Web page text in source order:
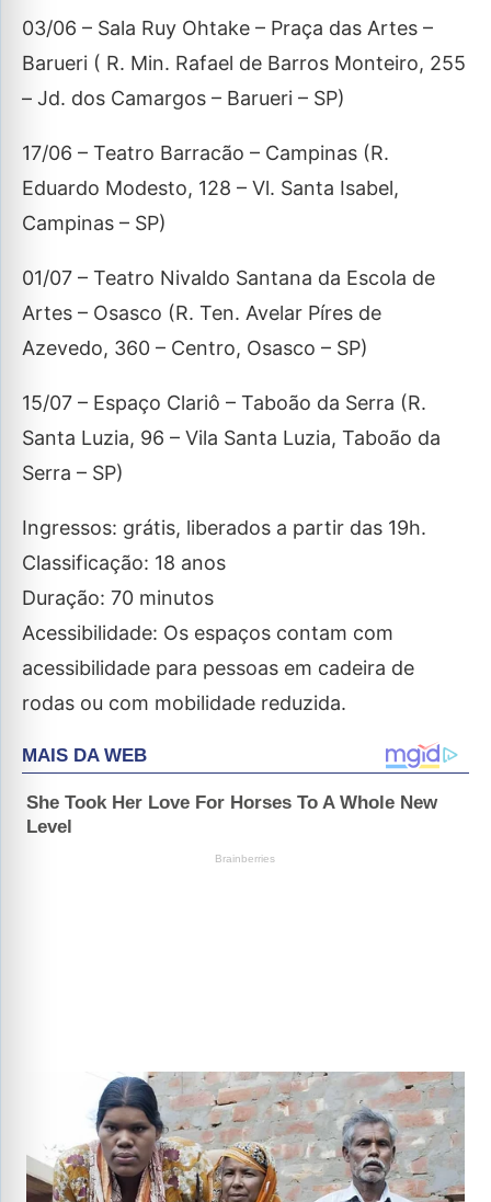
03/06 – Sala Ruy Ohtake – Praça das Artes –
Barueri ( R. Min. Rafael de Barros Monteiro, 255
– Jd. dos Camargos – Barueri – SP)
17/06 – Teatro Barracão – Campinas (R.
Eduardo Modesto, 128 – Vl. Santa Isabel,
Campinas – SP)
01/07 – Teatro Nivaldo Santana da Escola de
Artes – Osasco (R. Ten. Avelar Píres de
Azevedo, 360 – Centro, Osasco – SP)
15/07 – Espaço Clariô – Taboão da Serra (R.
Santa Luzia, 96 – Vila Santa Luzia, Taboão da
Serra – SP)
Ingressos: grátis, liberados a partir das 19h.
Classificação: 18 anos
Duração: 70 minutos
Acessibilidade: Os espaços contam com
acessibilidade para pessoas em cadeira de
rodas ou com mobilidade reduzida.